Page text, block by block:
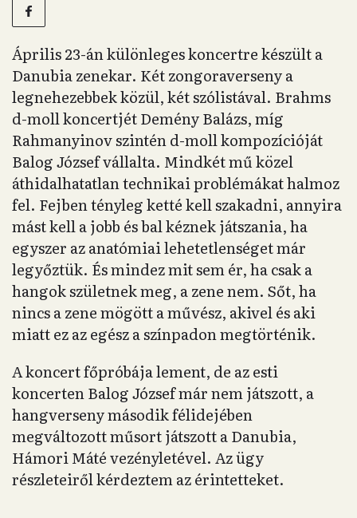
Április 23-án különleges koncertre készült a
Danubia zenekar. Két zongoraverseny a
legnehezebbek közül, két szólistával. Brahms
d-moll koncertjét Demény Balázs, míg
Rahmanyinov szintén d-moll kompozícióját
Balog József vállalta. Mindkét mű közel
áthidalhatatlan technikai problémákat halmoz
fel. Fejben tényleg ketté kell szakadni, annyira
mást kell a jobb és bal kéznek játszania, ha
egyszer az anatómiai lehetetlenséget már
legyőztük. És mindez mit sem ér, ha csak a
hangok születnek meg, a zene nem. Sőt, ha
nincs a zene mögött a művész, akivel és aki
miatt ez az egész a színpadon megtörténik.
A koncert főpróbája lement, de az esti
koncerten Balog József már nem játszott, a
hangverseny második félidejében
megváltozott műsort játszott a Danubia,
Hámori Máté vezényletével. Az ügy
részleteiről kérdeztem az érintetteket.